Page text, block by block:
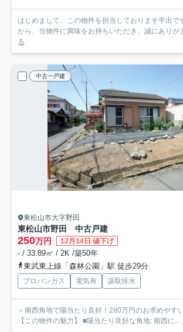
はじめまして、この物件を担当しております平出で
から、当物件に興味をお持ちいただき、誠にありが
る
中古一戸建
東松山市大字野田
東松山市野田 中古戸建
250万円 12月14日 値下げ
- / 33.89㎡ / 2K /築50年
東武東上線「森林公園」駅 徒歩29分
プロパンガス 電気有 汲取排水
～南西角地で陽当たり良好！280万円のお求めやす
【この物件の魅力】 ■陽当たり良好な角地: 南西に...